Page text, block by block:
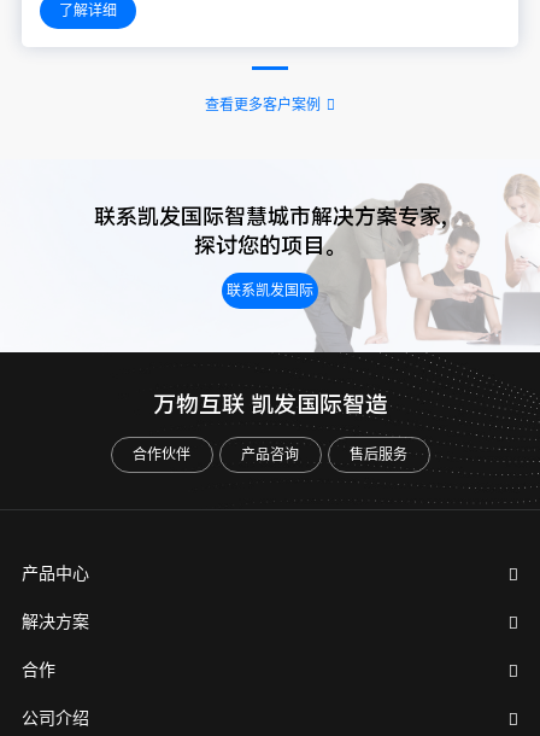
了解详细
查看更多客户案例
联系凯发国际智慧城市解决方案专家,
探讨您的项目。
联系凯发国际
万物互联 凯发国际智造
合作伙伴 产品咨询 售后服务
产品中心
解决方案
合作
公司介绍